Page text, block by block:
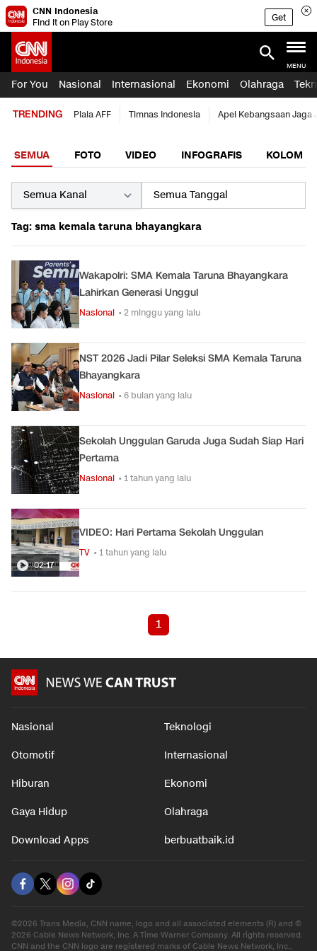
CNN Indonesia
Find it on Play Store
Get
MENU
For You Nasional Internasional Ekonomi Olahraga
TRENDING Piala AFF Timnas Indonesia Apel Kebangsaan Jaga
SEMUA FOTO VIDEO INFOGRAFIS KOLOM
Tag: sma kemala taruna bhayangkara
Wakapolri: SMA Kemala Taruna Bhayangkara
Lahirkan Generasi Unggul
Nasional • 2 minggu yang lalu
NST 2026 Jadi Pilar Seleksi SMA Kemala Taruna
Bhayangkara
Nasional • 6 bulan yang lalu
Sekolah Unggulan Garuda Juga Sudah Siap Hari
Pertama
Nasional • 1 tahun yang lalu
02:17
VIDEO: Hari Pertama Sekolah Unggulan
TV • 1 tahun yang lalu
1
Nasional Teknologi
Otomotif Internasional
Hiburan Ekonomi
Gaya Hidup Olahraga
Download Apps berbuatbaik.id
©2026 Trans Media, CNN name, logo and all associated elements (R) and ©
2026 Cable News Network, Inc. A Time Warner Company. All rights reserved.
CNN and the CNN logo are registered marks of Cable News Network, Inc.,